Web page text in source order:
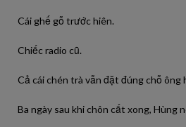
Cái ghế gỗ trước hiên.
Chiếc radio cũ.
Cả cái chén trà vẫn đặt đúng chỗ ông
Ba ngày sau khi chôn cất xong, Hùng